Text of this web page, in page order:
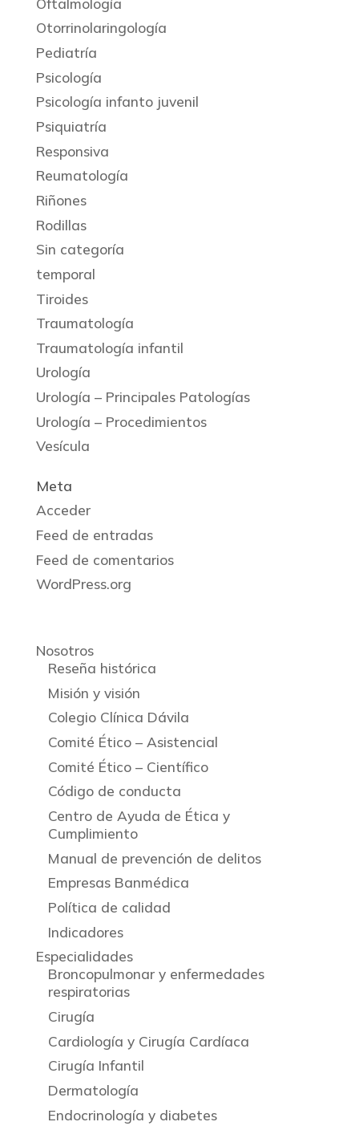
Otorrinolaringología
Pediatría
Psicología
Psicología infanto juvenil
Psiquiatría
Responsiva
Reumatología
Riñones
Rodillas
Sin categoría
temporal
Tiroides
Traumatología
Traumatología infantil
Urología
Urología – Principales Patologías
Urología – Procedimientos
Vesícula
Meta
Acceder
Feed de entradas
Feed de comentarios
WordPress.org
Nosotros
Reseña histórica
Misión y visión
Colegio Clínica Dávila
Comité Ético – Asistencial
Comité Ético – Científico
Código de conducta
Centro de Ayuda de Ética y
Cumplimiento
Manual de prevención de delitos
Empresas Banmédica
Política de calidad
Indicadores
Especialidades
Broncopulmonar y enfermedades
respiratorias
Cirugía
Cardiología y Cirugía Cardíaca
Cirugía Infantil
Dermatología
Endocrinología y diabetes